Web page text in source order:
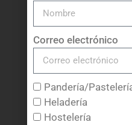
Correo electrónico
Pandería/
Heladería
Hostelería